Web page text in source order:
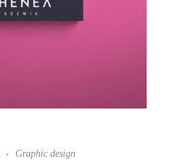
Graphic design